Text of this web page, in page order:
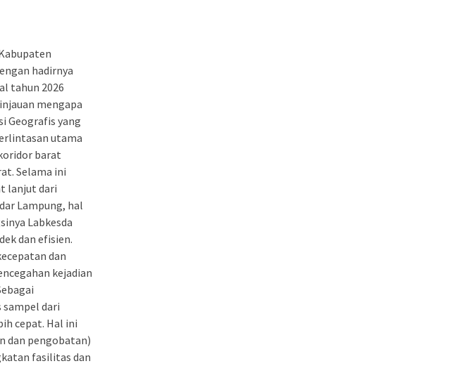
hadirnya
tahun 2026
mengapa
Geografis yang
utama
barat
Selama ini
lanjut dari
Lampung, hal
Labkesda
dan efisien.
dan
kejadian
dari
cepat. Hal ini
dan pengobatan)
fasilitas dan